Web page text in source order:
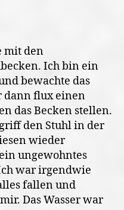
mit den
Ich bin ein
bewachte das
dann flux einen
das Becken stellen.
den Stuhl in der
wieder
ungewohntes
war irgendwie
fallen und
Das Wasser war